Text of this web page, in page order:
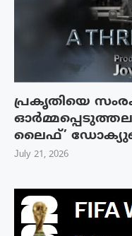
പ്രകൃതിയെ
ലൈഫ്’
July 21, 2026